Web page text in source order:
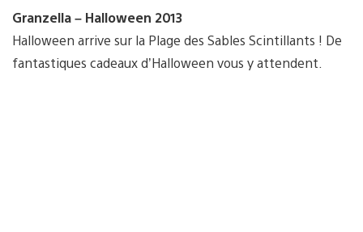
Granzella – Halloween 2013
Halloween arrive sur la Plage des Sables Scintillants ! De
fantastiques cadeaux d’Halloween vous y attendent.